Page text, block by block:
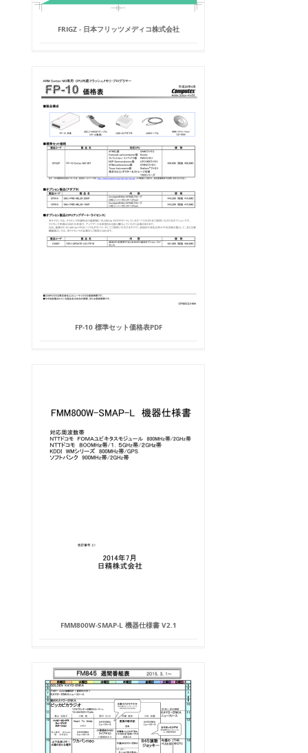
FRIGZ - 日本フリッツメディコ株式会社
FP-10 標準セット価格表PDF
FMM800W-SMAP-L 機器仕様書 V2.1